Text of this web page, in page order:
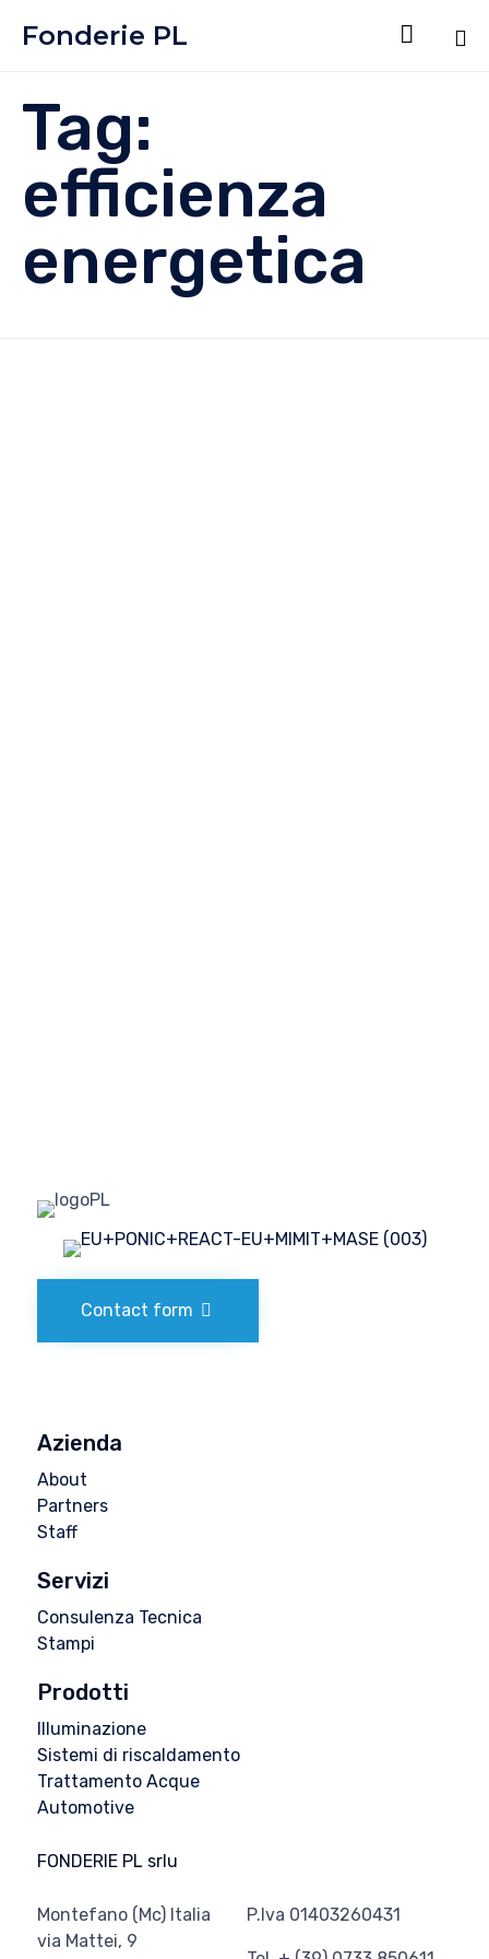
Fonderie PL 
Tag:
efficienza
energetica
Contact form
Azienda
About
Partners
Staff
Servizi
Consulenza Tecnica
Stampi
Prodotti
Illuminazione
Sistemi di riscaldamento
Trattamento Acque
Automotive
FONDERIE PL srlu
Montefano (Mc) Italia
via Mattei, 9
P.Iva 01403260431